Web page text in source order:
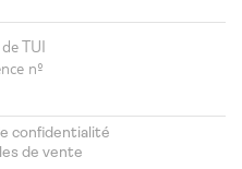
TUI
nº
confidentialité
de vente